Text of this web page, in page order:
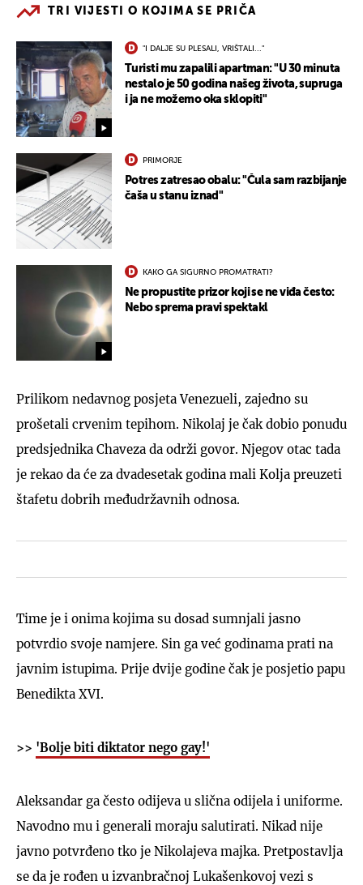
TRI VIJESTI O KOJIMA SE PRIČA
"I DALJE SU PLESALI, VRIŠTALI..."
Turisti mu zapalili apartman: "U 30 minuta
nestalo je 50 godina našeg života, supruga
i ja ne možemo oka sklopiti"
PRIMORJE
Potres zatresao obalu: "Čula sam razbijanje
čaša u stanu iznad"
KAKO GA SIGURNO PROMATRATI?
Ne propustite prizor koji se ne viđa često:
Nebo sprema pravi spektakl
Prilikom nedavnog posjeta Venezueli, zajedno su
prošetali crvenim tepihom. Nikolaj je čak dobio ponudu
predsjednika Chaveza da održi govor. Njegov otac tada
je rekao da će za dvadesetak godina mali Kolja preuzeti
štafetu dobrih međudržavnih odnosa.
Time je i onima kojima su dosad sumnjali jasno
potvrdio svoje namjere. Sin ga već godinama prati na
javnim istupima. Prije dvije godine čak je posjetio papu
Benedikta XVI.
>> 'Bolje biti diktator nego gay!'
Aleksandar ga često odijeva u slična odijela i uniforme.
Navodno mu i generali moraju salutirati. Nikad nije
javno potvrđeno tko je Nikolajeva majka. Pretpostavlja
se da je rođen u izvanbračnoj Lukašenkovoj vezi s